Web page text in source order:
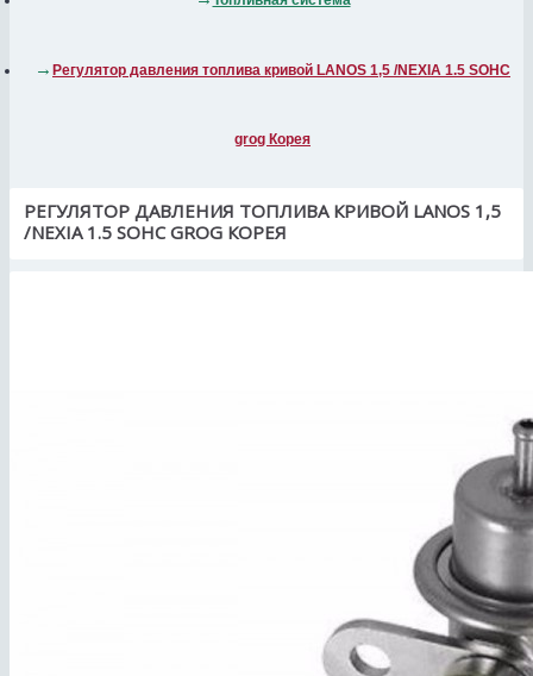
Регулятор давления топлива кривой LANOS 1,5 /NEXIA 1.5 SOHC
grog Корея
РЕГУЛЯТОР ДАВЛЕНИЯ ТОПЛИВА КРИВОЙ LANOS 1,5
/NEXIA 1.5 SOHC GROG КОРЕЯ